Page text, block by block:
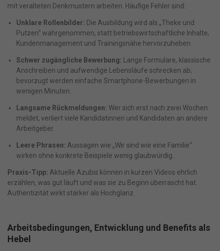
mit veralteten Denkmustern arbeiten. Häufige Fehler sind:
Unklare Rollenbilder: Die Ausbildung wird als „Theke und
Putzen“ wahrgenommen, statt betriebswirtschaftliche Inhalte,
Kundenmanagement und Trainingsnähe hervorzuheben.
Schwer zugängliche Bewerbung: Lange Formulare, klassische
Anschreiben und aufwendige Lebensläufe schrecken ab;
bevorzugt werden einfache Smartphone-Bewerbungen in
wenigen Minuten.
Langsame Rückmeldungen: Wer sich erst nach zwei Wochen
meldet, verliert viele Kandidatinnen und Kandidaten an andere
Arbeitgeber.
Leere Phrasen: Aussagen wie „Wir sind wie eine Familie“
wirken ohne konkrete Beispiele wenig glaubwürdig.
Praxis-Tipp: Aktuelle Azubis können in kurzen Videos ehrlich
erzählen, was gut läuft und was sie zu Beginn überrascht hat.
Authentizität wirkt stärker als Hochglanz.
Arbeitsbedingungen, Entwicklung und Benefits als
Hebel